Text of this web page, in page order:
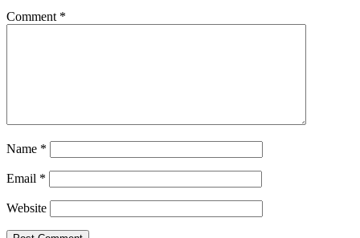
Comment *
Name *
Email *
Website